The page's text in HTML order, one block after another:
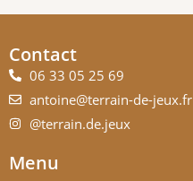
Contact
06 33 05 25 69
antoine@terrain-de-jeux.fr
@terrain.de.jeux
Menu